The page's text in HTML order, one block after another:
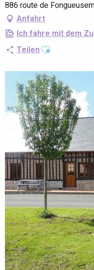
886 route de
Anfahrt
Ich fahre mit dem
TeilenAjouter aux